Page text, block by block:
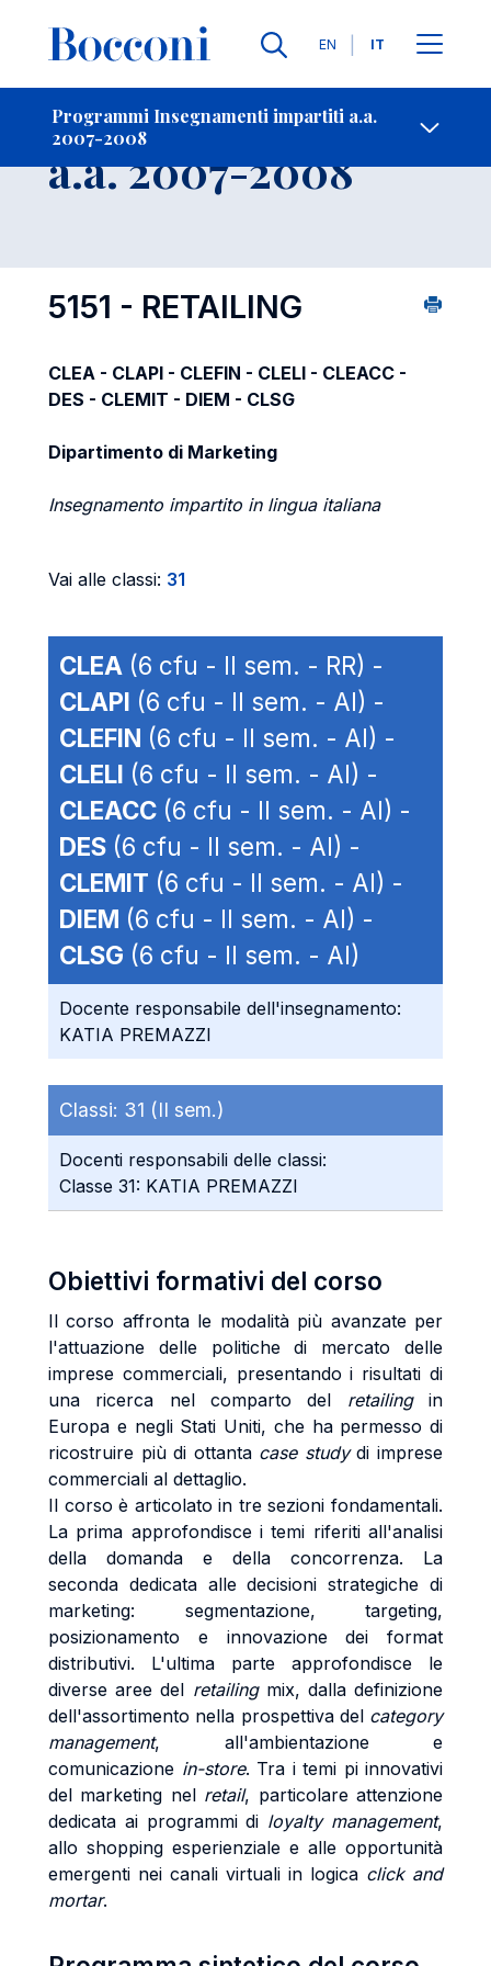
Lingue
EN IT
Programmi Insegnamenti impartiti a.a.
2007-2008
-
Insegnamento
a.a. 2007-2008
5151 - RETAILING
CLEA - CLAPI - CLEFIN - CLELI - CLEACC -
DES - CLEMIT - DIEM - CLSG
Dipartimento di Marketing
Insegnamento impartito in lingua italiana
Vai alle classi: 31
CLEA (6 cfu - II sem. - RR) -
CLAPI (6 cfu - II sem. - AI) -
CLEFIN (6 cfu - II sem. - AI) -
CLELI (6 cfu - II sem. - AI) -
CLEACC (6 cfu - II sem. - AI) -
DES (6 cfu - II sem. - AI) -
CLEMIT (6 cfu - II sem. - AI) -
DIEM (6 cfu - II sem. - AI) -
CLSG (6 cfu - II sem. - AI)
Docente responsabile dell'insegnamento:
KATIA PREMAZZI
Classi: 31 (II sem.)
Docenti responsabili delle classi:
Classe 31: KATIA PREMAZZI
Obiettivi formativi del corso
Il corso affronta le modalità più avanzate per
l'attuazione delle politiche di mercato delle
imprese commerciali, presentando i risultati di
una ricerca nel comparto del retailingin
Europa e negli Stati Uniti, che ha permesso di
ricostruire più di ottanta case studydi imprese
commerciali al dettaglio.
Il corso è articolato in tre sezioni fondamentali.
La prima approfondisce i temi riferiti all'analisi
della domanda e della concorrenza. La
seconda dedicata alle decisioni strategiche di
marketing: segmentazione, targeting,
posizionamento e innovazione dei format
distributivi. L'ultima parte approfondisce le
diverse aree del retailingmix, dalla definizione
dell'assortimento nella prospettiva del category
management, all'ambientazione e
comunicazione in-store. Tra i temi pi innovativi
del marketing nel retail, particolare attenzione
dedicata ai programmi di loyalty management,
allo shopping esperienziale e alle opportunità
emergenti nei canali virtuali in logica click and
mortar.